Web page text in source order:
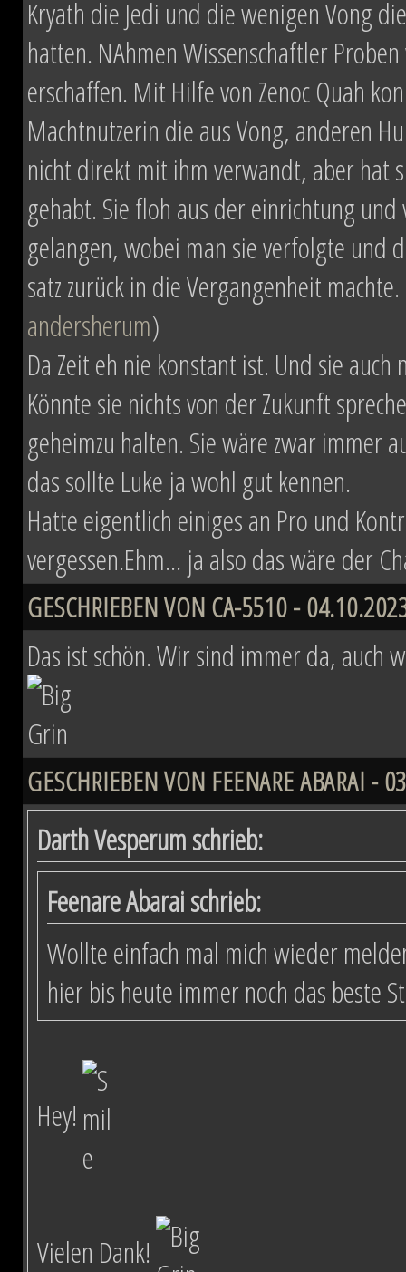
Kryath die Jedi und die wenigen Vong
hatten. NAhmen Wissenschaftler
erschaffen. Mit Hilfe von Zenoc Quah
Machtnutzerin die aus Vong, anderen
nicht direkt mit ihm verwandt, aber hat
gehabt. Sie floh aus der einrichtung
gelangen, wobei man sie verfolgte und
satz zurück in die Vergangenheit
andersherum)
Da Zeit eh nie konstant ist. Und sie
Könnte sie nichts von der Zukunft
geheimzu halten. Sie wäre zwar immer
das sollte Luke ja wohl gut kennen.
Hatte eigentlich einiges an Pro und
vergessen.Ehm... ja also das wäre der
GESCHRIEBEN VON CA-5510 -
Das ist schön. Wir sind immer da, auch
GESCHRIEBEN VON FEENARE ABARAI -
Darth Vesperum schrieb:
Feenare Abarai schrieb:
Wollte einfach mal mich wieder
hier bis heute immer noch das beste
Hey!
Vielen Dank!